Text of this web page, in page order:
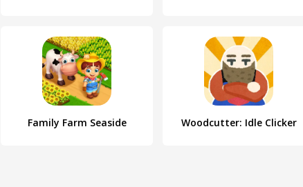
Family Farm Seaside Woodcutter: Idle Clicker